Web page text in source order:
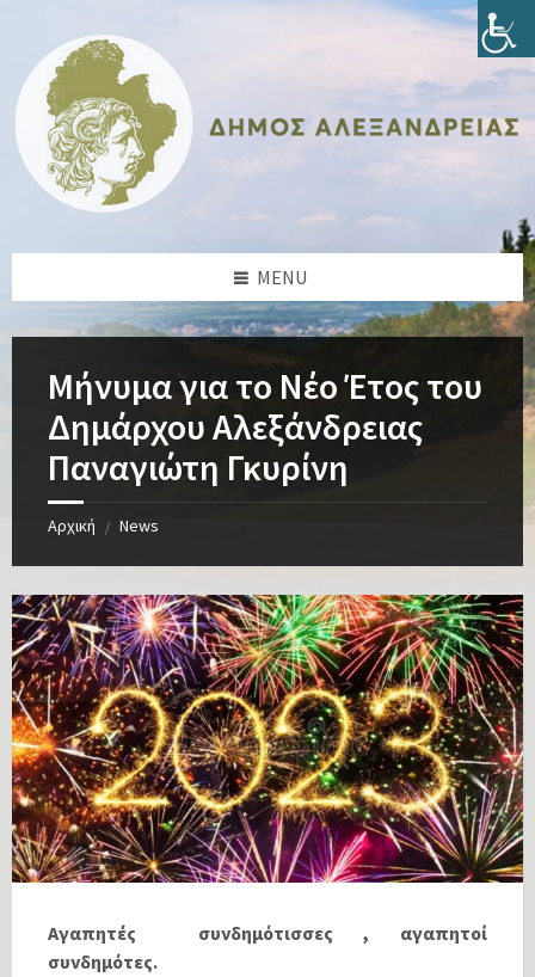
content
sidebar
sidebar
footer
MENU
Μήνυμα για το Νέο Έτος του
Δημάρχου Αλεξάνδρειας
Παναγιώτη Γκυρίνη
Αρχική / News
Αγαπητές συνδημότισσες , αγαπητοί
συνδημότες.